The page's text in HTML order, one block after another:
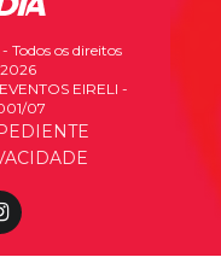
Todos os direitos
EIRELI -
07